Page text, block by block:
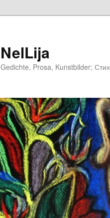
NelLija
Gedichte, Prosa, Kunstbilder;